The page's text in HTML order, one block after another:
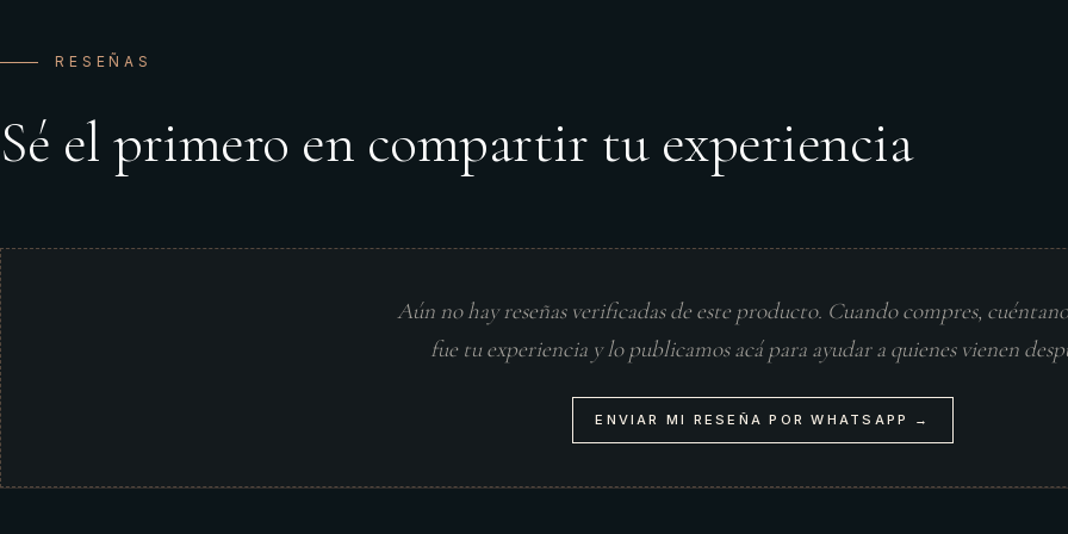
RESEÑAS
Sé el primero en compartir tu experiencia
Aún no hay reseñas verificadas de este producto. Cuando compres,
fue tu experiencia y lo publicamos acá para ayudar a quienes vienen
ENVIAR MI RESEÑA POR WHATSAPP →